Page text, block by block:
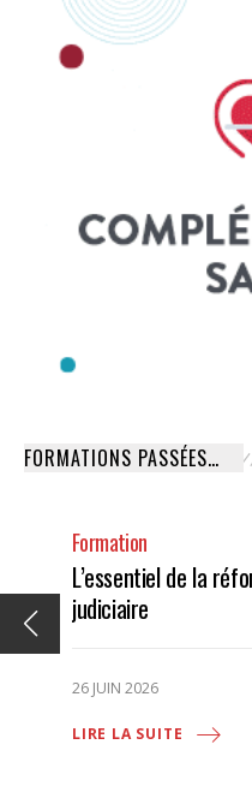
FORMATIONS PASSÉES…
Formation
L’essentiel de la
judiciaire
26 JUIN 2026
LIRE LA SUITE